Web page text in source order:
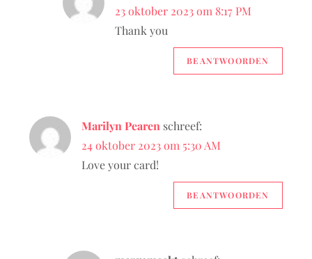
23 oktober 2023 om 8:17 PM
Thank you
BEANTWOORDEN
Marilyn Pearen schreef:
24 oktober 2023 om 5:30 AM
Love your card!
BEANTWOORDEN